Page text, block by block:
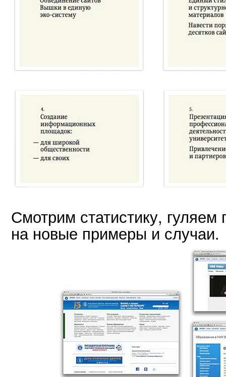
Смотрим статистику,
на новые примеры и случаи.